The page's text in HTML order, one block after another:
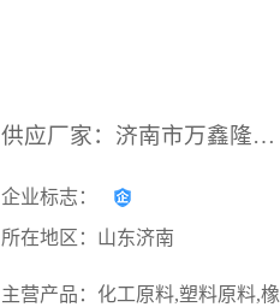
供应厂家：济南市万鑫隆化工有限公司
企业标志：
所在地区：山东济南
主营产品：化工原料,塑料原料,橡